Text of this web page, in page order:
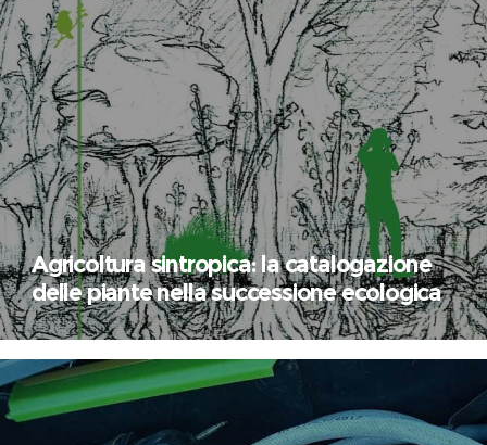
Agricoltura sintropica: la catalogazione
delle piante nella successione ecologica